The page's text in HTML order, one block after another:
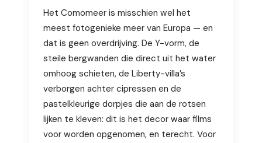
Het Comomeer is misschien wel het
meest fotogenieke meer van Europa — en
dat is geen overdrijving. De Y-vorm, de
steile bergwanden die direct uit het water
omhoog schieten, de Liberty-villa’s
verborgen achter cipressen en de
pastelkleurige dorpjes die aan de rotsen
lijken te kleven: dit is het decor waar films
voor worden opgenomen, en terecht. Voor